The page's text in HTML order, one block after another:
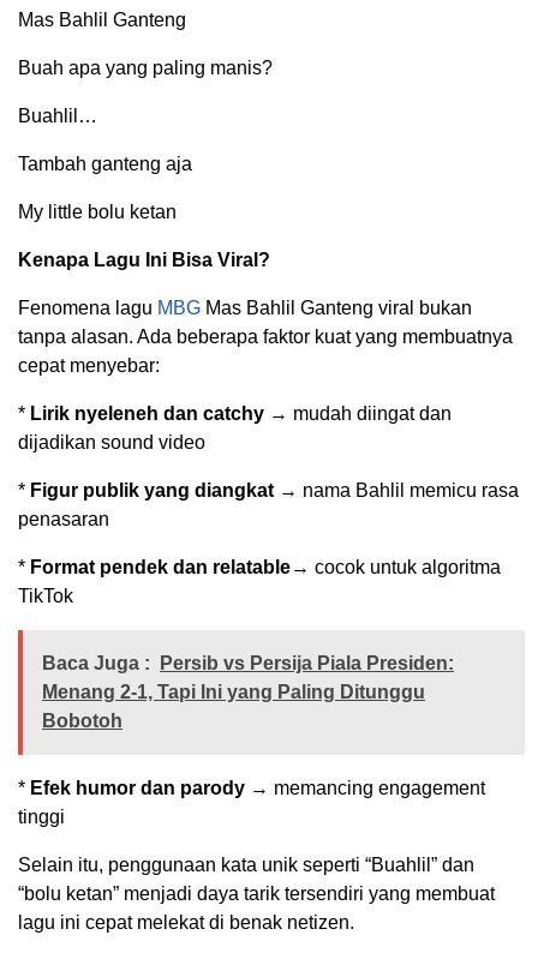
Mas Bahlil Ganteng
Buah apa yang paling manis?
Buahlil…
Tambah ganteng aja
My little bolu ketan
Kenapa Lagu Ini Bisa Viral?
Fenomena lagu MBG Mas Bahlil Ganteng viral bukan
tanpa alasan. Ada beberapa faktor kuat yang membuatnya
cepat menyebar:
* Lirik nyeleneh dan catchy → mudah diingat dan
dijadikan sound video
* Figur publik yang diangkat → nama Bahlil memicu rasa
penasaran
* Format pendek dan relatable→ cocok untuk algoritma
TikTok
Baca Juga :
Persib vs Persija Piala Presiden:
Menang 2-1, Tapi Ini yang Paling Ditunggu
Bobotoh
* Efek humor dan parody → memancing engagement
tinggi
Selain itu, penggunaan kata unik seperti “Buahlil” dan
“bolu ketan” menjadi daya tarik tersendiri yang membuat
lagu ini cepat melekat di benak netizen.